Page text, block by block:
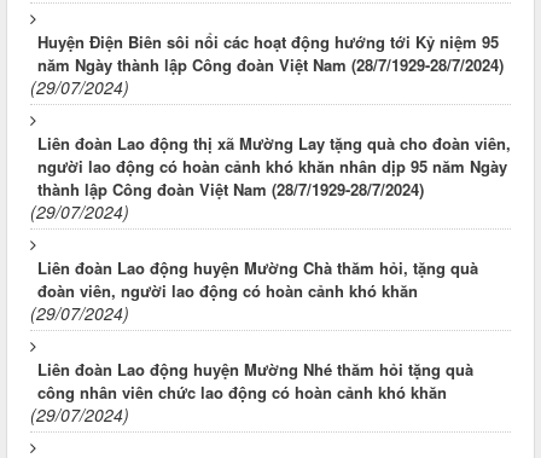
Huyện Điện Biên sôi nổi các hoạt động hướng tới Kỷ niệm 95
năm Ngày thành lập Công đoàn Việt Nam (28/7/1929-28/7/2024)
(29/07/2024)
Liên đoàn Lao động thị xã Mường Lay tặng quà cho đoàn viên,
người lao động có hoàn cảnh khó khăn nhân dịp 95 năm Ngày
thành lập Công đoàn Việt Nam (28/7/1929-28/7/2024)
(29/07/2024)
Liên đoàn Lao động huyện Mường Chà thăm hỏi, tặng quà
đoàn viên, người lao động có hoàn cảnh khó khăn
(29/07/2024)
Liên đoàn Lao động huyện Mường Nhé thăm hỏi tặng quà
công nhân viên chức lao động có hoàn cảnh khó khăn
(29/07/2024)